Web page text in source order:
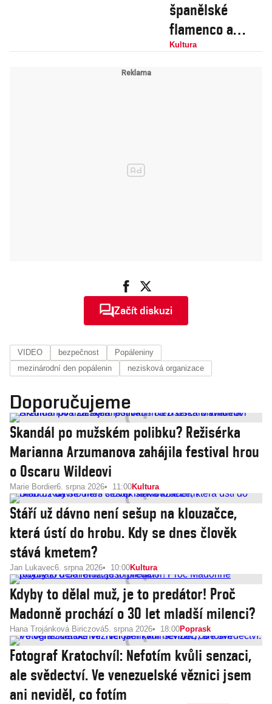
španělské
flamenco a
indický kathak:
Kultura
Začít diskuzi
VIDEO bezpečnost
Popáleniny
mezinárodní den popálenin
nezisková organizace
Doporučujeme
Skandál po mužském polibku? Režisérka
Marianna Arzumanova zahájila festival hrou
o Oscaru Wildeovi
Marie Bordier6. srpna 2026 11:00Kultura
Stáří už dávno není sešup na klouzačce,
která ústí do hrobu. Kdy se dnes člověk
stává kmetem?
Jan Lukavec6. srpna 2026 10:00Kultura
Kdyby to dělal muž, je to predátor! Proč
Madonně prochází o 30 let mladší milenci?
Hana Trojánková Biriczová5. srpna 2026 18:00Poprask
Fotograf Kratochvíl: Nefotím kvůli senzaci,
ale svědectví. Ve venezuelské věznici jsem
ani neviděl, co fotím